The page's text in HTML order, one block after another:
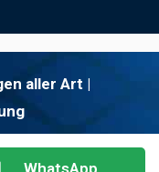
aller Art |
WhatsApp